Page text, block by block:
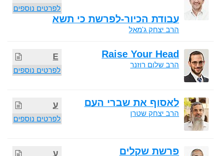
לפרטים נוספים
עבודת הכיור-לפרשת כי תשא
הרב יצחק ג'מאל
E
לפרטים נוספים
Raise Your Head
הרב שלום רוזנר
ע
לפרטים נוספים
לאסוף את שברי העם
הרב יצחק שטרן
ע פרשת שקלים